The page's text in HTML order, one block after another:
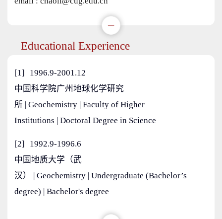
Educational Experience
[1]
1996.9-2001.12
中国科学院广州地球化学研究
所 | Geochemistry | Faculty of Higher
Institutions | Doctoral Degree in Science
[2]
1992.9-1996.6
中国地质大学（武
汉） | Geochemistry | Undergraduate (Bachelor’s
degree) | Bachelor's degree